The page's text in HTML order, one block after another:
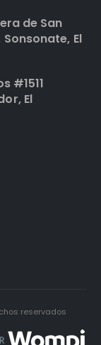
de San
El
#1511
El
reservados